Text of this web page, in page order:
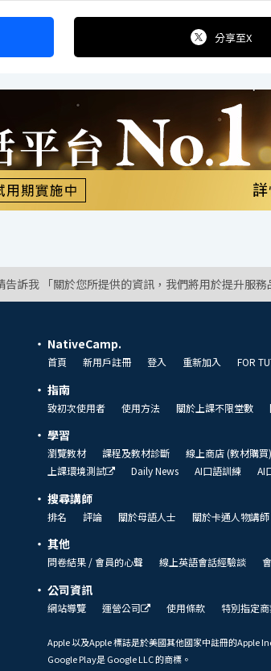
分享至X
告訴我 「關於您所提供的資訊，我們將用於提升服務
NativeCamp.
首頁 新用戶註冊 登入 重新加入 FOR
指南
致初次使用者 使用方法 關於上課不限堂數
學習
瀏覽教材 課程及教材診斷 線上商店 (教材購買)
上課環境測試
Daily News AI口語訓練 AI
搜尋講師
排名 評論 關於母語人士 關於卡通人物講師
其他
問卷結果 / 會員的心聲 線上英語會話經驗談
公司資訊
網站導覽 運營公司 使用條款 特別指定
Apple 以及Apple 標誌是於美國其他國家中註冊的Apple
Google Play是 Google LLC 的商標。